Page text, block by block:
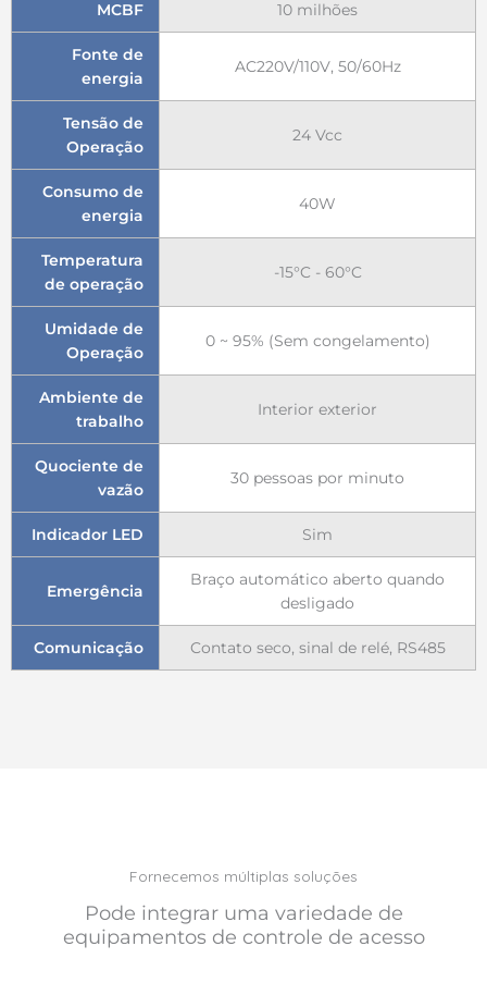
MCBF 10 milhões
Fonte de
energia
AC220V/110V, 50/60Hz
Tensão de
Operação
24 Vcc
Consumo de
energia
40W
Temperatura
de operação
-15°C - 60°C
Umidade de
Operação
0 ~ 95% (Sem congelamento)
Ambiente de
trabalho
Interior exterior
Quociente de
vazão
30 pessoas por minuto
Indicador LED Sim
Emergência
Braço automático aberto quando
desligado
Comunicação Contato seco, sinal de relé, RS485
Fornecemos múltiplas soluções
Pode integrar uma variedade de
equipamentos de controle de acesso